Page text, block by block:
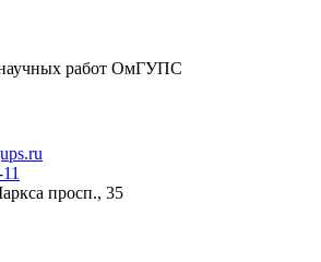
работ ОмГУПС
просп., 35